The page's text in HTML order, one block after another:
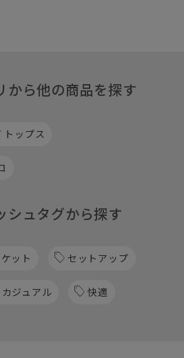
から他の商品を探す
トップス
シュタグから探す
ット セットアップ
カジュアル 快適